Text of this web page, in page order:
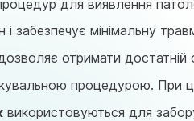
для виявлення
забезпечує мінімальну
отримати
процедурою. При
використовуються для